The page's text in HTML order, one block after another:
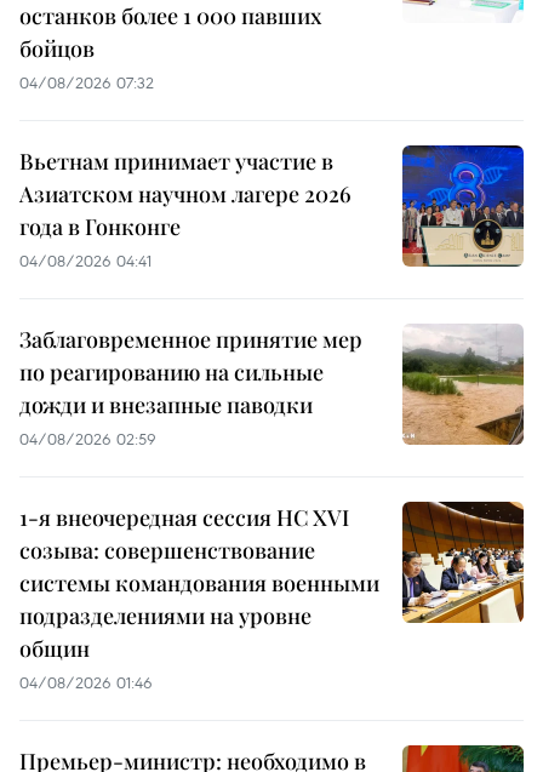
останков более 1 000 павших
бойцов
04/08/2026 07:32
Вьетнам принимает участие в
Азиатском научном лагере 2026
года в Гонконге
04/08/2026 04:41
Заблаговременное принятие мер
по реагированию на сильные
дожди и внезапные паводки
04/08/2026 02:59
1-я внеочередная сессия НС XVI
созыва: совершенствование
системы командования военными
подразделениями на уровне
общин
04/08/2026 01:46
Премьер-министр: необходимо в